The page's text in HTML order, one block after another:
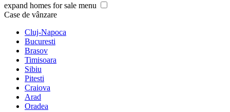
expand homes for sale menu
Case de vânzare
Cluj-Napoca
Bucuresti
Brasov
Timisoara
Sibiu
Pitesti
Craiova
Arad
Oradea